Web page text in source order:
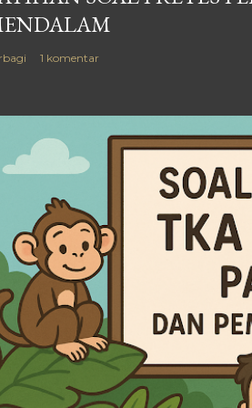
1 komentar